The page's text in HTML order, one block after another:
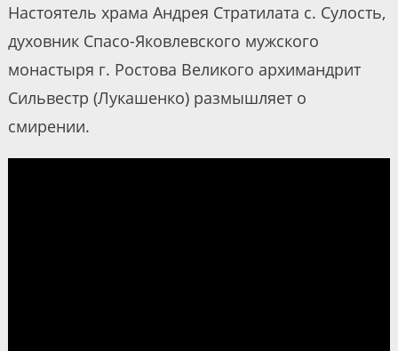
Настоятель храма Андрея Стратилата с. Сулость,
духовник Спасо-Яковлевского мужского
монастыря г. Ростова Великого архимандрит
Сильвестр (Лукашенко) размышляет о
смирении.